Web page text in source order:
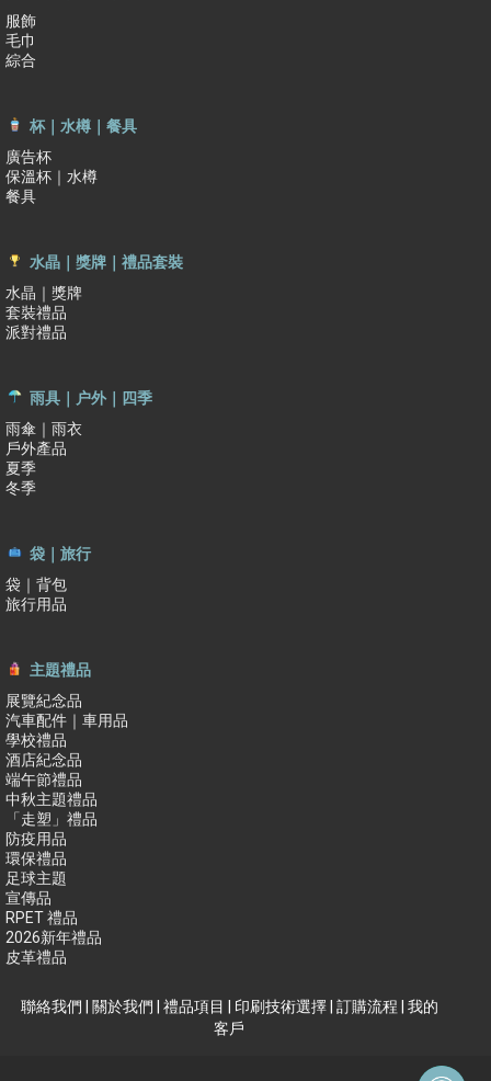
服飾
毛巾
綜合
杯｜水樽｜餐具
廣告杯
保溫杯｜水樽
餐具
水晶｜獎牌｜禮品套裝
水晶｜獎牌
套裝禮品
派對禮品
雨具｜户外｜四季
雨傘｜雨衣
戶外產品
夏季
冬季
袋｜旅行
袋｜背包
旅行用品
主題禮品
展覽紀念品
汽車配件｜車用品
學校禮品
酒店紀念品
端午節禮品
中秋主題禮品
「走塑」禮品
防疫用品
環保禮品
足球主題
宣傳品
RPET 禮品
2026新年禮品
皮革禮品
聯絡我們 | 關於我們 | 禮品項目 | 印刷技術選擇| 訂購流程 | 我的
客戶